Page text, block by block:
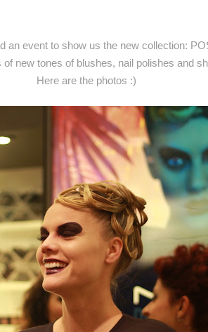
an event to show us the new collection:
of new tones of blushes, nail polishes and
Here are the photos :)